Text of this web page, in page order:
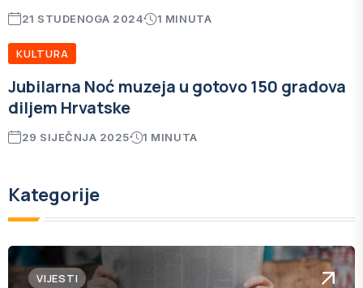
21 STUDENOGA 2024 1 MINUTA
KULTURA
Jubilarna Noć muzeja u gotovo 150 gradova
diljem Hrvatske
29 SIJEČNJA 2025 1 MINUTA
Kategorije
VIJESTI